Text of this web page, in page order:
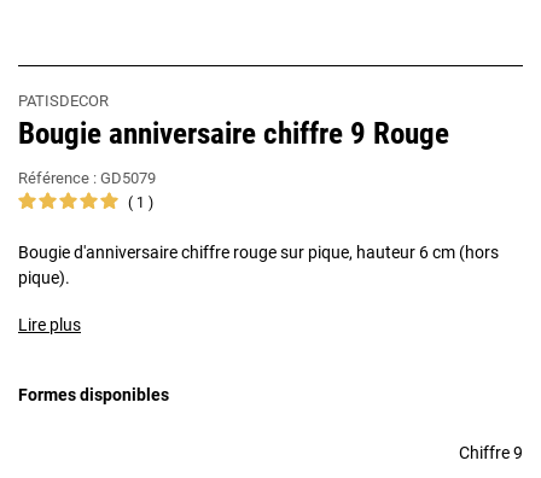
PATISDECOR
Bougie anniversaire chiffre 9 Rouge
Référence : GD5079
1
Bougie d'anniversaire chiffre rouge sur pique, hauteur 6 cm (hors
pique).
Lire plus
Formes disponibles
Chiffre 9